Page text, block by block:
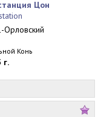
Цон
Конь